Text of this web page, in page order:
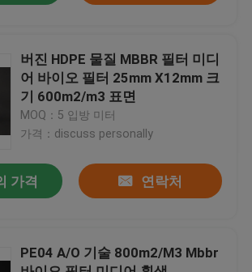
다
버진 HDPE 물질 MBBR 필터 미디
어 바이오 필터 25mm X12mm 크
기 600m2/m3 표면
MOQ：5 입방 미터
가격：discuss personally
가격 연락처
PE04 A/O 기술 800m2/M3 Mbbr